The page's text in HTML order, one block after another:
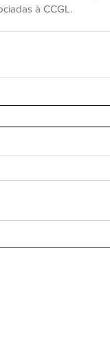
à CCGL.